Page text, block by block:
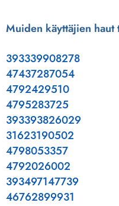
Muiden käyttäjien haut
393339908278
47437287054
4792429510
4795283725
393393826029
31623190502
4798053357
4792026002
393497147739
46762899931